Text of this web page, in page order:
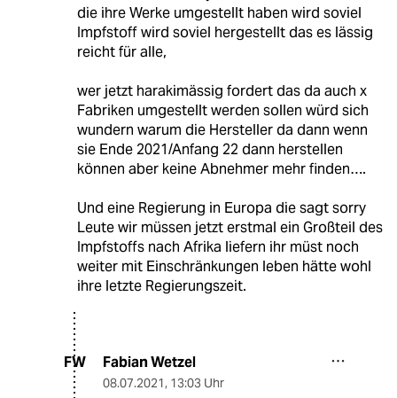
die ihre Werke umgestellt haben wird soviel
Impfstoff wird soviel hergestellt das es lässig
reicht für alle,
wer jetzt harakimässig fordert das da auch x
Fabriken umgestellt werden sollen würd sich
wundern warum die Hersteller da dann wenn
sie Ende 2021/Anfang 22 dann herstellen
können aber keine Abnehmer mehr finden….
Und eine Regierung in Europa die sagt sorry
Leute wir müssen jetzt erstmal ein Großteil des
Impfstoffs nach Afrika liefern ihr müst noch
weiter mit Einschränkungen leben hätte wohl
ihre letzte Regierungszeit.
FW Fabian Wetzel
08.07.2021, 13:03 Uhr